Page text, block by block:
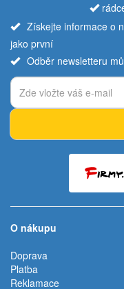
Získejte informace o
jako první
Odběr newsletteru
O nákupu
Doprava
Platba
Reklamace